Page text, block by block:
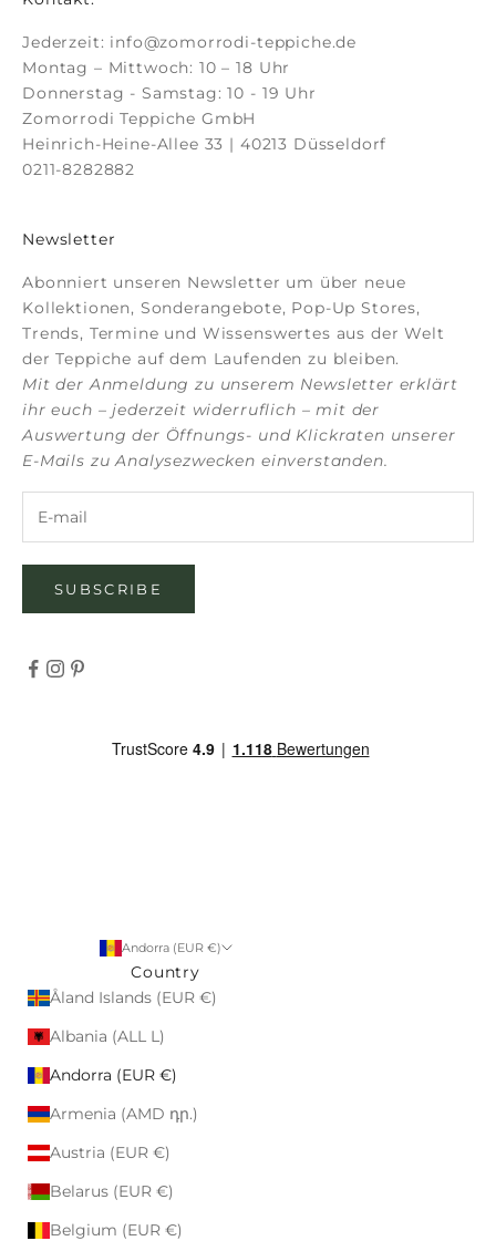
Jederzeit: info@zomorrodi-teppiche.de
Montag – Mittwoch: 10 – 18 Uhr
Donnerstag - Samstag: 10 - 19 Uhr
Zomorrodi Teppiche GmbH
Heinrich-Heine-Allee 33 | 40213 Düsseldorf
0211-8282882
Newsletter
Abonniert unseren Newsletter um über neue
Kollektionen, Sonderangebote, Pop-Up Stores,
Trends, Termine und Wissenswertes aus der Welt
der Teppiche auf dem Laufenden zu bleiben.
Mit der Anmeldung zu unserem Newsletter erklärt
ihr euch – jederzeit widerruflich – mit der
Auswertung der Öffnungs- und Klickraten unserer
E-Mails zu Analysezwecken einverstanden.
SUBSCRIBE
Andorra (EUR €)
Country
Åland Islands (EUR €)
Albania (ALL L)
Andorra (EUR €)
Armenia (AMD դր.)
Austria (EUR €)
Belarus (EUR €)
Belgium (EUR €)